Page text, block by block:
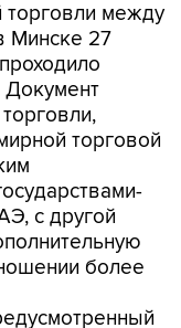
между
Минске 27
торговой
с другой
более